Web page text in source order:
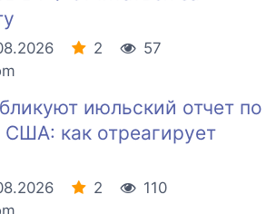
2
57
июльский отчет по
США: как отреагирует
2
110